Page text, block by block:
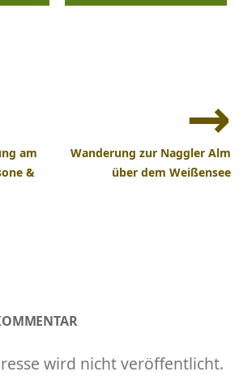
am
&
Wanderung zur Naggler Alm
über dem Weißensee
wird nicht veröffentlicht.